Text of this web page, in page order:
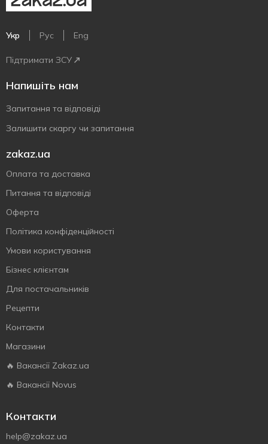
Укр Рус Eng
Підтримати ЗСУ
Напишіть нам
Запитання та відповіді
Залишити скаргу чи запитання
zakaz.ua
Оплата та доставка
Питання та відповіді
Оферта
Політика конфіденційності
Умови користування
Бізнес клієнтам
Для постачальників
Рецепти
Контакти
Магазини
🔥 Вакансії Zakaz.ua
🔥 Вакансії Novus
Контакти
help@zakaz.ua